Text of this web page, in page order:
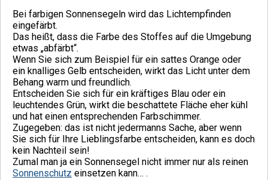
Bei farbigen Sonnensegeln wird das Lichtempfinden
eingefärbt.
Das heißt, dass die Farbe des Stoffes auf die Umgebung
etwas „abfärbt“.
Wenn Sie sich zum Beispiel für ein sattes Orange oder
ein knalliges Gelb entscheiden, wirkt das Licht unter dem
Behang warm und freundlich.
Entscheiden Sie sich für ein kräftiges Blau oder ein
leuchtendes Grün, wirkt die beschattete Fläche eher kühl
und hat einen entsprechenden Farbschimmer.
Zugegeben: das ist nicht jedermanns Sache, aber wenn
Sie sich für Ihre Lieblingsfarbe entscheiden, kann es doch
kein Nachteil sein!
Zumal man ja ein Sonnensegel nicht immer nur als reinen
Sonnenschutz einsetzen kann… .